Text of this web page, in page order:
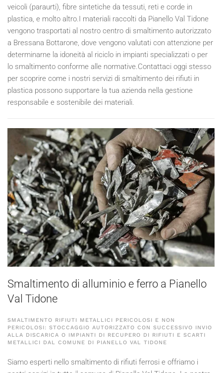
veicoli (paraurti), fibre sintetiche da tessuti, reti e corde in
plastica, e molto altro.I materiali raccolti da Pianello Val Tidone
vengono trasportati al nostro centro di smaltimento autorizzato
a Bressana Bottarone, dove vengono valutati con attenzione per
determinarne la idoneità al riciclo in impianti specializzati o per
lo smaltimento conforme alle normative.Contattaci oggi stesso
per scoprire come i nostri servizi di smaltimento dei rifiuti in
plastica possono supportare la tua azienda nella gestione
responsabile e sostenibile dei materiali.
Smaltimento di alluminio e ferro a Pianello
Val Tidone
SMALTIMENTO RIFIUTI METALLICI PERICOLOSI E NON
PERICOLOSI: STOCCAGGIO AUTORIZZATO CON SUCCESSIVO INVIO
ALLA DISCARICA O IMPIANTI DI RECUPERO DI RIFIUTI E SCARTI
METALLICI DAL COMUNE DI PIANELLO VAL TIDONE
Siamo esperti nello smaltimento di rifiuti ferrosi e offriamo i